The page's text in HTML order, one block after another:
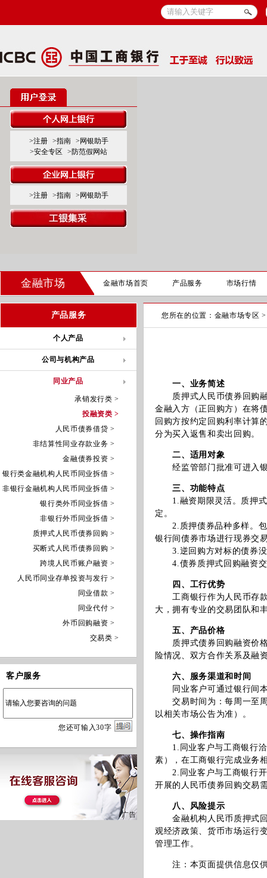
>注册 >指南
>网银助手
>安全专区
>防范假网站
>注册 >指南 >网银助手
金融市场 金融市场首页 产品服务 市场行情
产品服务
个人产品
公司与机构产品
同业产品
承销发行类 >
投融资类 >
人民币债券借贷 >
非结算性同业存款业务 >
金融债券投资 >
银行类金融机构人民币同业拆借 >
非银行金融机构人民币同业拆借 >
银行类外币同业拆借 >
非银行外币同业拆借 >
质押式人民币债券回购 >
买断式人民币债券回购 >
跨境人民币账户融资 >
人民币同业存单投资与发行 >
同业借款 >
同业代付 >
外币回购融资 >
交易类 >
客户服务
您还可输入30字
您所在的位置： 金融市场专区
一、业务简述
质押式人民币债券回购融
金融入方（正回购方）在将
回购方按约定回购利率计算
分为买入返售和卖出回购。
二、适用对象
经监管部门批准可进入银
三、功能特点
1.融资期限灵活。质押式
定。
2.质押债券品种多样。包
银行间债券市场进行现券交
3.逆回购方对标的债券没
4.债券质押式回购融资交
四、工行优势
工商银行作为人民币存款
大，拥有专业的交易团队和
五、产品价格
质押式债券回购融资价格
险情况、双方合作关系及融
六、服务渠道和时间
同业客户可通过银行间本
交易时间为：每周一至周
以相关市场公告为准）。
七、操作指南
1.同业客户与工商银行洽
素），在工商银行完成业务
2.同业客户与工商银行开
开展的人民币债券回购交易
八、风险提示
金融机构人民币质押式回
观经济政策、货币市场运行
管理工作。
注：本页面提供信息仅供